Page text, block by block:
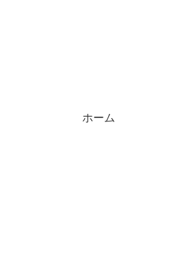
ホーム